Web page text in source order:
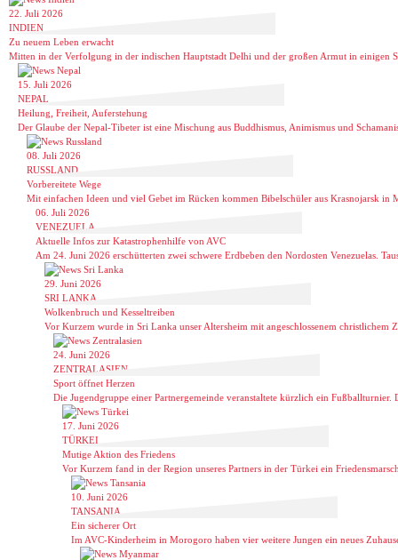
22. Juli 2026
INDIEN
Zu neuem Leben erwacht
Mitten in der Verfolgung in der indischen Hauptstadt Delhi und der großen Armut in einigen
15. Juli 2026
NEPAL
Heilung, Freiheit, Auferstehung
Der Glaube der Nepal-Tibeter ist eine Mischung aus Buddhismus, Animismus und
08. Juli 2026
RUSSLAND
Vorbereitete Wege
Mit einfachen Ideen und viel Gebet im Rücken kommen Bibelschüler aus Krasnojarsk in
06. Juli 2026
VENEZUELA
Aktuelle Infos zur Katastrophenhilfe von AVC
Am 24. Juni 2026 erschütterten zwei schwere Erdbeben den Nordosten Venezuelas.
29. Juni 2026
SRI LANKA
Wolkenbruch und Kesseltreiben
Vor Kurzem wurde in Sri Lanka unser Altersheim mit angeschlossenem
24. Juni 2026
ZENTRALASIEN
Sport öffnet Herzen
Die Jugendgruppe einer Partnergemeinde veranstaltete kürzlich ein Fußballturnier.
17. Juni 2026
TÜRKEI
Mutige Aktion des Friedens
Vor Kurzem fand in der Region unseres Partners in der Türkei ein
10. Juni 2026
TANSANIA
Ein sicherer Ort
Im AVC-Kinderheim in Morogoro haben vier weitere Jungen ein neues